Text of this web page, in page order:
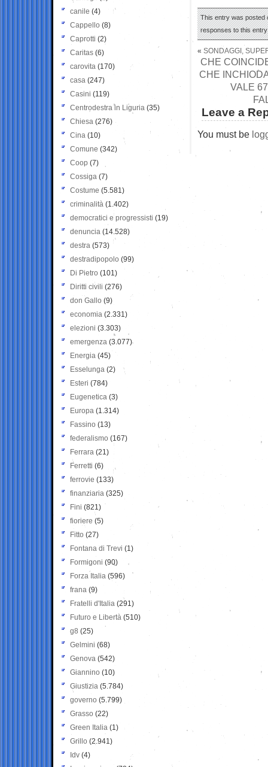
This entry was posted
responses to this
« SONDAGGI,
CHE
CHE
VALE
Leave a
You must be
canile (4)
Cappello (8)
Caprotti (2)
Caritas (6)
carovita (170)
casa (247)
Casini (119)
Centrodestra in Liguria (35)
Chiesa (276)
Cina (10)
Comune (342)
Coop (7)
Cossiga (7)
Costume (5.581)
criminalità (1.402)
democratici e progressisti (19)
denuncia (14.528)
destra (573)
destradipopolo (99)
Di Pietro (101)
Diritti civili (276)
don Gallo (9)
economia (2.331)
elezioni (3.303)
emergenza (3.077)
Energia (45)
Esselunga (2)
Esteri (784)
Eugenetica (3)
Europa (1.314)
Fassino (13)
federalismo (167)
Ferrara (21)
Ferretti (6)
ferrovie (133)
finanziaria (325)
Fini (821)
fioriere (5)
Fitto (27)
Fontana di Trevi (1)
Formigoni (90)
Forza Italia (596)
frana (9)
Fratelli d'Italia (291)
Futuro e Libertà (510)
g8 (25)
Gelmini (68)
Genova (542)
Giannino (10)
Giustizia (5.784)
governo (5.799)
Grasso (22)
Green Italia (1)
Grillo (2.941)
Idv (4)